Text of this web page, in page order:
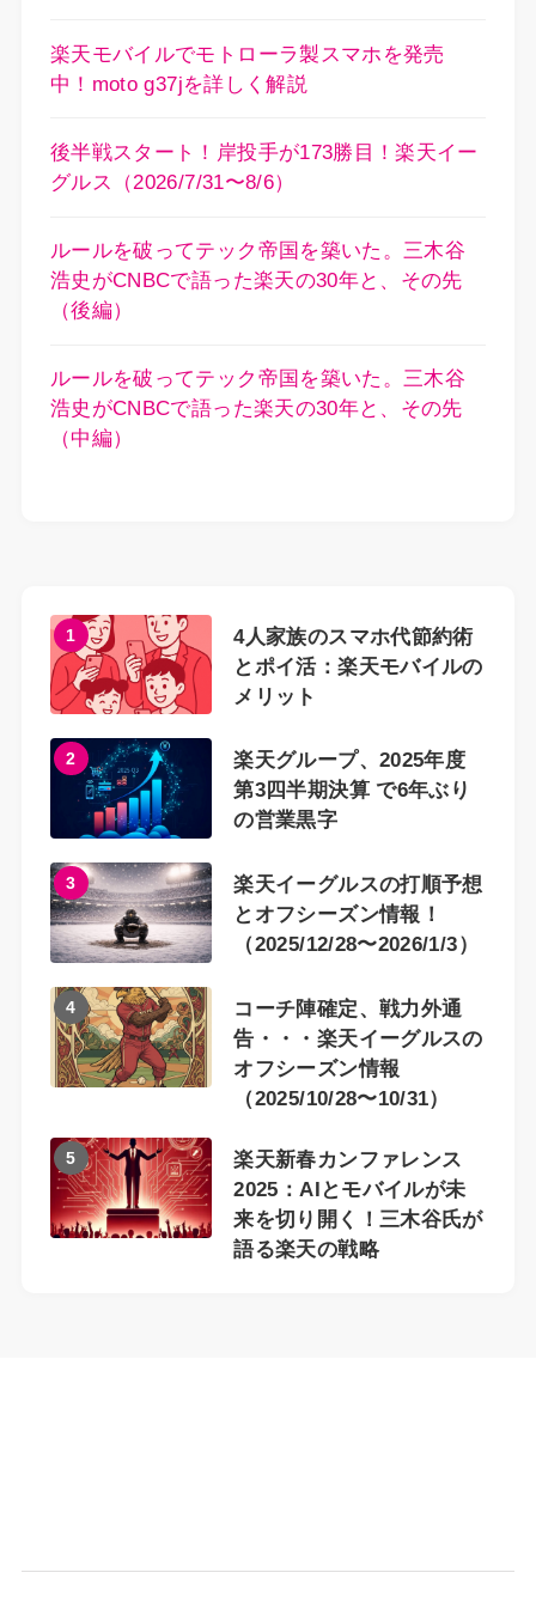
楽天モバイルでモトローラ製スマホを発売
中！moto g37jを詳しく解説
後半戦スタート！岸投手が173勝目！楽天イー
グルス（2026/7/31〜8/6）
ルールを破ってテック帝国を築いた。三木谷
浩史がCNBCで語った楽天の30年と、その先
（後編）
ルールを破ってテック帝国を築いた。三木谷
浩史がCNBCで語った楽天の30年と、その先
（中編）
1
4人家族のスマホ代節約術
とポイ活：楽天モバイルの
メリット
2
楽天グループ、2025年度
第3四半期決算 で6年ぶり
の営業黒字
3
楽天イーグルスの打順予想
とオフシーズン情報！
（2025/12/28〜2026/1/3）
4
コーチ陣確定、戦力外通
告・・・楽天イーグルスの
オフシーズン情報
（2025/10/28〜10/31）
5
楽天新春カンファレンス
2025：AIとモバイルが未
来を切り開く！三木谷氏が
語る楽天の戦略